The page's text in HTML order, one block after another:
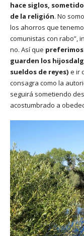
hace siglos,
de la religión. No
los ahorros que
comunistas con rabo”,
no. Así que preferimos
guarden los
sueldos de reyes) e ir
consagra como la
seguirá sometiendo
acostumbrado a